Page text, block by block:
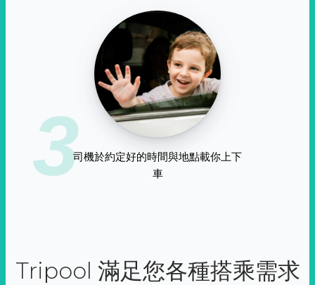
3司機於約定好的時間與地點載你上下
車
Tripool 滿足您各種搭乘需求